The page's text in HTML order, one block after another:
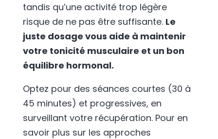
tandis qu’une activité trop légère
risque de ne pas être suffisante. Le
juste dosage vous aide à maintenir
votre tonicité musculaire et un bon
équilibre hormonal.
Optez pour des séances courtes (30 à
45 minutes) et progressives, en
surveillant votre récupération. Pour en
savoir plus sur les approches